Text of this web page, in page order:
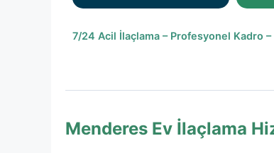
7/24 Acil İlaçlama – Profesyonel Kadro –
Menderes Ev İlaçlama